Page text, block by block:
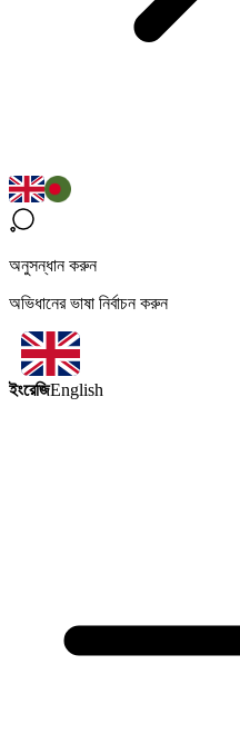
অনুসন্ধান করুন
অভিধানের ভাষা নির্বাচন করুন
ইংরেজিEnglish